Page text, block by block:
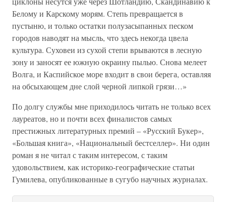
Белому и Карскому морям. Степь превращается в
пустыню, и только остатки полузасыпанных песком
городов наводят на мысль, что здесь некогда цвела
культура. Суховеи из сухой степи врываются в лесную
зону и заносят ее южную окраину пылью. Снова мелеет
Волга, и Каспийское море входит в свои берега, оставляя
на обсыхающем дне слой черной липкой грязи…»
По долгу службы мне приходилось читать не только всех
лауреатов, но и почти всех финалистов самых
престижных литературных премий – «Русский Букер»,
«Большая книга», «Национальный бестселлер». Ни один
роман я не читал с таким интересом, с таким
удовольствием, как историко-географические статьи
Гумилева, опубликованные в сугубо научных журналах.